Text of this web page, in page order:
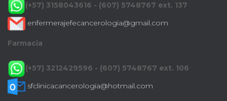
(+57) 3158043616 - (607) 5748767 ext. 137
enfermerajefecancerologia@gmail.com
Farmacia
(+57) 3212429596 - (607) 5748767 ext. 106
sfclinicacancerologia@hotmail.com